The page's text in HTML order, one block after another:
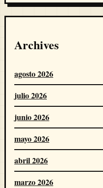
Archives
agosto 2026
julio 2026
junio 2026
mayo 2026
abril 2026
marzo 2026